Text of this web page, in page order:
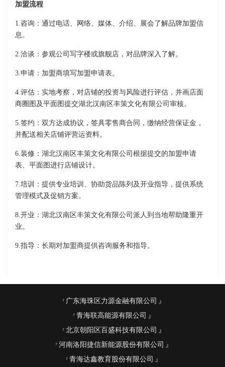
加盟流程
1.咨询：通过电话、网络、媒体、介绍、展会了解品牌加盟信
息。
2.洽谈：参观公司写字楼或旗舰店，对品牌深入了解。
3.申请：加盟商填写加盟申请表。
4.评估：实地考察，对店铺的投资与风险进行评估，并画店面
商圈图及平面图提交湖北汉南区丰策文化有限公司审核。
5.签约：双方达成协议，签具零售商合同，缴纳经营保证金，
并配送相关店铺评营运资料。
6.装修：湖北汉南区丰策文化有限公司根据提交的加盟申请
表、平面图进行店铺设计。
7.培训：提供专业培训、协助货品陈列及开业指导，提供系统
管理模式及促销方案。
8.开业：湖北汉南区丰策文化有限公司派人到当地帮助隆重开
业。
9.指导：长期对加盟商提供咨询服务和指导。
广东海珠区力源金融有限公司
青海联高能源有限公司
北京朝阳区百盛科技有限公司
河南洛阳捷信新能源股份有限公司
青海达鑫教育股份有限公司